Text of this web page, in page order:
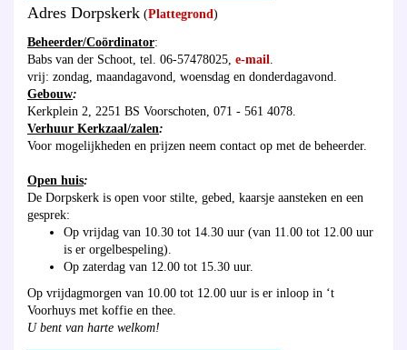
Adres Dorpskerk (Plattegrond )
Beheerder/Coördinator:
Babs van der Schoot, tel. 06-57478025, e-mail
vrij: zondag, maandagavond, woensdag en donderdagavond.
Gebouw:
Kerkplein 2, 2251 BS Voorschoten, 071 - 561 4078.
Verhuur Kerkzaal/zalen:
Voor mogelijkheden en prijzen neem contact op met de beheerder.
Open huis:
De Dorpskerk is open voor stilte, gebed, kaarsje aansteken en een
gesprek:
Op vrijdag van 10.30 tot 14.30 uur (van 11.00 tot 12.00 uur
is er orgelbespeling).
Op zaterdag van 12.00 tot 15.30 uur.
Op vrijdagmorgen van 10.00 tot 12.00 uur is er inloop in ‘t
Voorhuys met koffie en thee.
U bent van harte welkom!